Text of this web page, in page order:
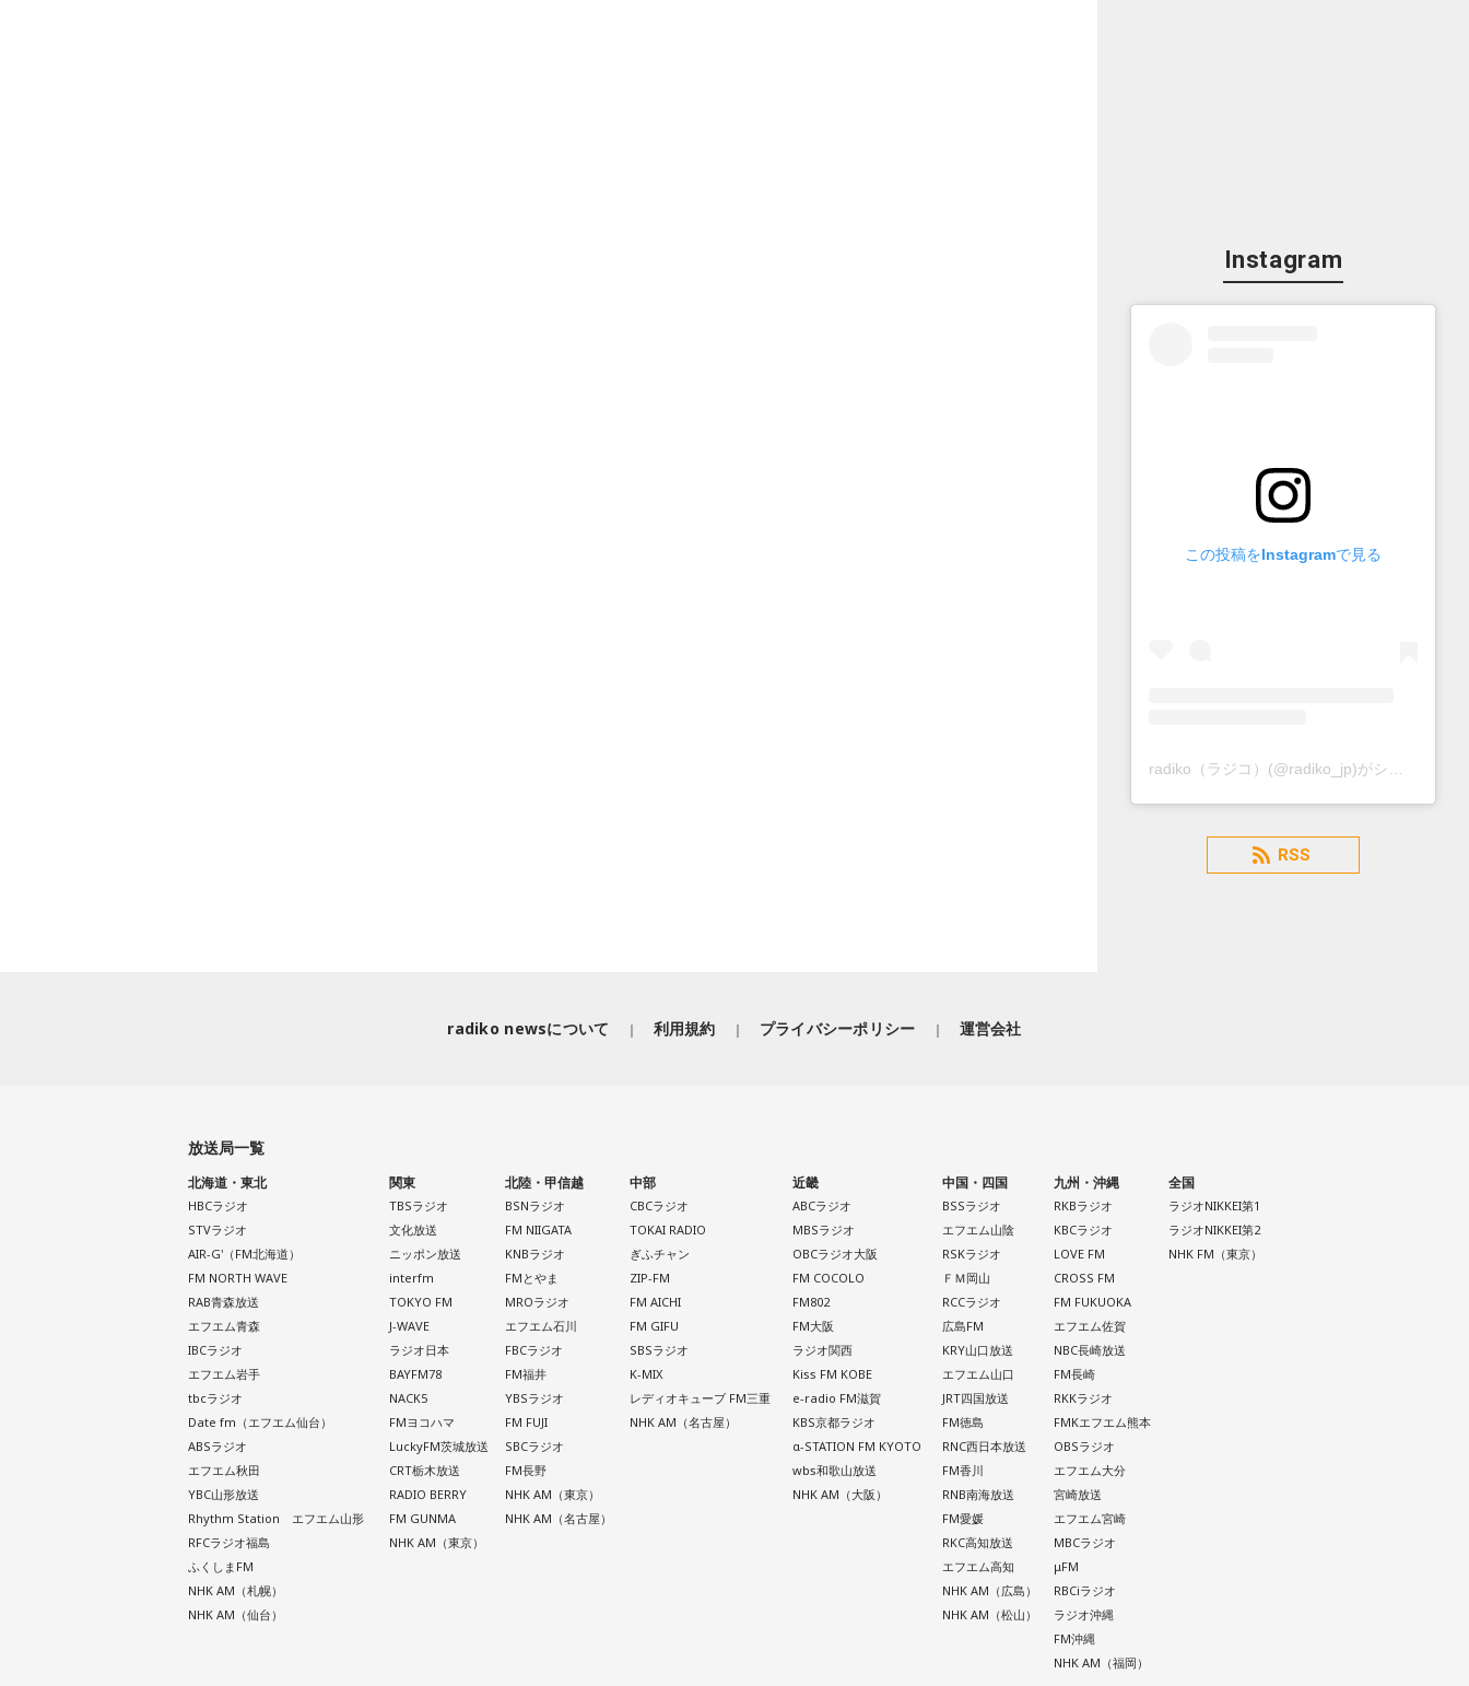
Instagram
この投稿をInstagramで見る
radiko（ラジコ）(@radiko_jp)がシェアした投稿
RSS
radiko newsについて 利用規約 プライバシーポリシー 運営会社
放送局一覧
北海道・東北
HBCラジオ
STVラジオ
AIR-G'（FM北海道）
FM NORTH WAVE
RAB青森放送
エフエム青森
IBCラジオ
エフエム岩手
tbcラジオ
Date fm（エフエム仙台）
ABSラジオ
エフエム秋田
YBC山形放送
Rhythm Station エフエム山形
RFCラジオ福島
ふくしまFM
NHK AM（札幌）
NHK AM（仙台）
関東
TBSラジオ
文化放送
ニッポン放送
interfm
TOKYO FM
J-WAVE
ラジオ日本
BAYFM78
NACK5
FMヨコハマ
LuckyFM茨城放送
CRT栃木放送
RADIO BERRY
FM GUNMA
NHK AM（東京）
北陸・甲信越
BSNラジオ
FM NIIGATA
KNBラジオ
FMとやま
MROラジオ
エフエム石川
FBCラジオ
FM福井
YBSラジオ
FM FUJI
SBCラジオ
FM長野
NHK AM（東京）
NHK AM（名古屋）
中部
CBCラジオ
TOKAI RADIO
ぎふチャン
ZIP-FM
FM AICHI
FM GIFU
SBSラジオ
K-MIX
レディオキューブ FM三重
NHK AM（名古屋）
近畿
ABCラジオ
MBSラジオ
OBCラジオ大阪
FM COCOLO
FM802
FM大阪
ラジオ関西
Kiss FM KOBE
e-radio FM滋賀
KBS京都ラジオ
α-STATION FM KYOTO
wbs和歌山放送
NHK AM（大阪）
中国・四国
BSSラジオ
エフエム山陰
RSKラジオ
ＦＭ岡山
RCCラジオ
広島FM
KRY山口放送
エフエム山口
JRT四国放送
FM徳島
RNC西日本放送
FM香川
RNB南海放送
FM愛媛
RKC高知放送
エフエム高知
NHK AM（広島）
NHK AM（松山）
九州・沖縄
RKBラジオ
KBCラジオ
LOVE FM
CROSS FM
FM FUKUOKA
エフエム佐賀
NBC長崎放送
FM長崎
RKKラジオ
FMKエフエム熊本
OBSラジオ
エフエム大分
宮崎放送
エフエム宮崎
MBCラジオ
μFM
RBCiラジオ
ラジオ沖縄
FM沖縄
NHK AM（福岡）
全国
ラジオNIKKEI第1
ラジオNIKKEI第2
NHK FM（東京）